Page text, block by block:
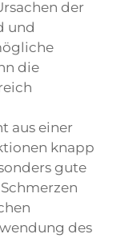
der
und
die
aus einer
knapp
gute
des